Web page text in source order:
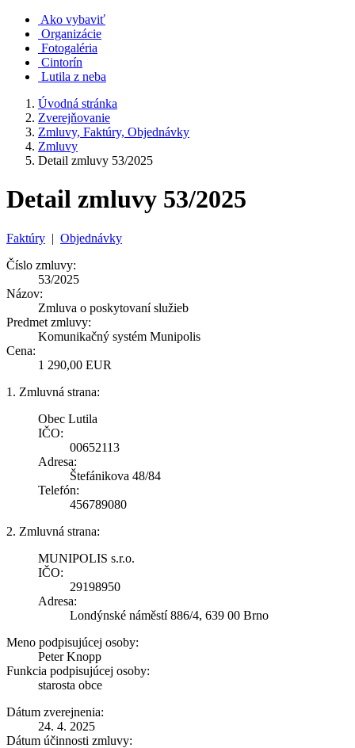
Ako vybaviť
Organizácie
Fotogaléria
Cintorín
Lutila z neba
Úvodná stránka
Zverejňovanie
Zmluvy, Faktúry, Objednávky
Zmluvy
Detail zmluvy 53/2025
Detail zmluvy 53/2025
Faktúry | Objednávky
Číslo zmluvy:
53/2025
Názov:
Zmluva o poskytovaní služieb
Predmet zmluvy:
Komunikačný systém Munipolis
Cena:
1 290,00 EUR
1. Zmluvná strana:
Obec Lutila
IČO:
00652113
Adresa:
Štefánikova 48/84
Telefón:
456789080
2. Zmluvná strana:
MUNIPOLIS s.r.o.
IČO:
29198950
Adresa:
Londýnské náměstí 886/4, 639 00 Brno
Meno podpisujúcej osoby:
Peter Knopp
Funkcia podpisujúcej osoby:
starosta obce
Dátum zverejnenia:
24. 4. 2025
Dátum účinnosti zmluvy: